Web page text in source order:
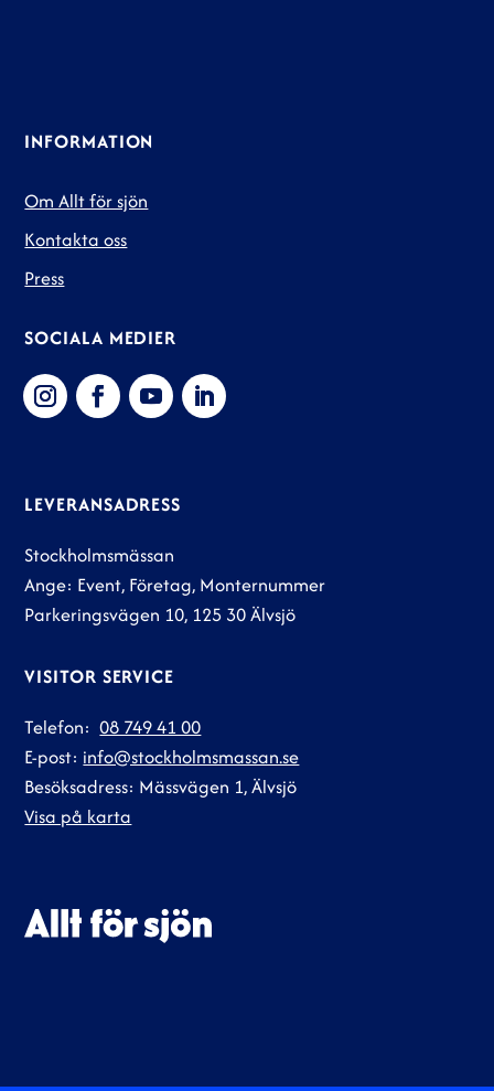
INFORMATION
Om Allt för sjön
Kontakta oss
Press
SOCIALA MEDIER
LEVERANSADRESS
Stockholmsmässan
Ange: Event, Företag, Monternummer
Parkeringsvägen 10, 125 30 Älvsjö
VISITOR SERVICE
Telefon:08 749 41 00
E-post: info@stockholmsmassan.se
Besöksadress: Mässvägen 1, Älvsjö
Visa på karta